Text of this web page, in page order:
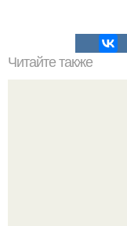
Читайте также